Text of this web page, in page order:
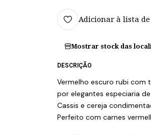
Adicionar à lista
Mostrar stock das
DESCRIÇÃO
Vermelho escuro rubi com
por elegantes especiaria
Cassis e cereja
Perfeito com carnes